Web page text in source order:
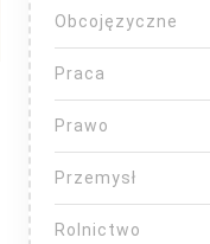
Obcojęzyczne
Praca
Prawo
Przemysł
Rolnictwo